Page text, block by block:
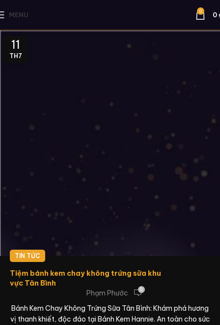
MENU 0 0
11
TH7
TIN TỨC
Tiệm bánh kem chay không trứng sữa khu
vực Tân Bình
Phạm Phước
0
Bánh Kem Chay Không Trứng Sữa Tân Bình: Khám phá hương
vị thanh khiết, độc đáo tại Bánh Kem Hannie. An toàn cho sức